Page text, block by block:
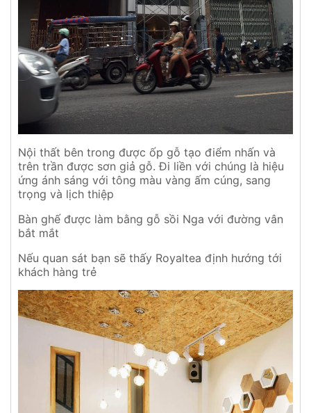
Nội thất bên trong được ốp gỗ tạo điểm nhấn và
trên trần được sơn giả gỗ. Đi liền với chúng là hiệu
ứng ánh sáng với tông màu vàng ấm cúng, sang
trọng và lịch thiệp
Bàn ghế được làm bằng gỗ sồi Nga với đường vân
bắt mắt
Nếu quan sát bạn sẽ thấy Royaltea định hướng tới
khách hàng trẻ